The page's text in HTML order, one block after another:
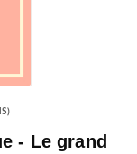
- Le grand